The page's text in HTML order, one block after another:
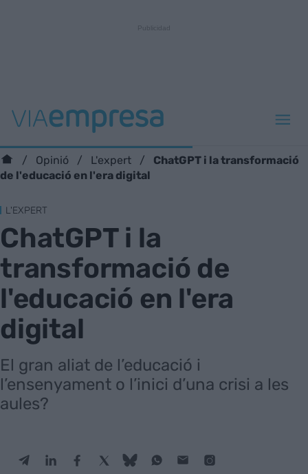
Opinió L'expert
ChatGPT i la transformació
de l'educació en l'era digital
L'EXPERT
ChatGPT i la
transformació de
l'educació en l'era
digital
El gran aliat de l’educació i
l’ensenyament o l’inici d’una crisi a les
aules?